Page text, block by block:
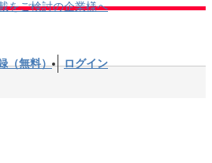
をご検討の企業様へ
（無料） ログイン